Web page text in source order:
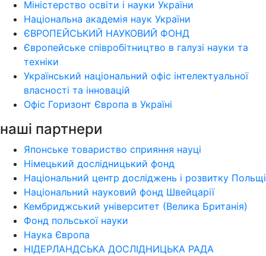
Міністерство освіти і науки України
Національна академія наук України
ЄВРОПЕЙСЬКИЙ НАУКОВИЙ ФОНД
Європейське співробітництво в галузі науки та
техніки
Український національний офіс інтелектуальної
власності та інновацій
Офіс Горизонт Європа в Україні
наші партнери
Японське товариство сприяння науці
Німецький дослідницький фонд
Національний центр досліджень і розвитку Польщі
Національний науковий фонд Швейцарії
Кембриджський університет (Велика Британія)
Фонд польської науки
Наука Європа
НІДЕРЛАНДСЬКА ДОСЛІДНИЦЬКА РАДА